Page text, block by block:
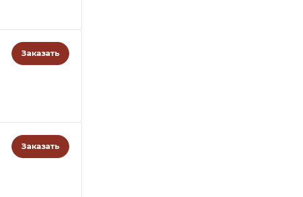
Заказать
Заказать